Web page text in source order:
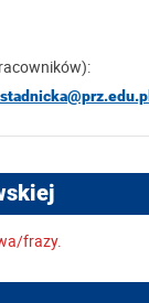
frazy.